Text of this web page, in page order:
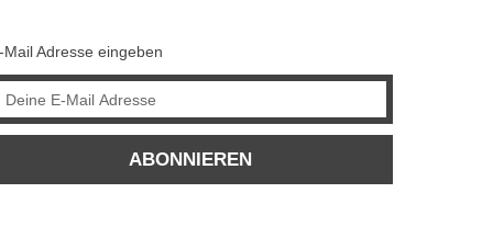
Mail Adresse eingeben
ABONNIEREN